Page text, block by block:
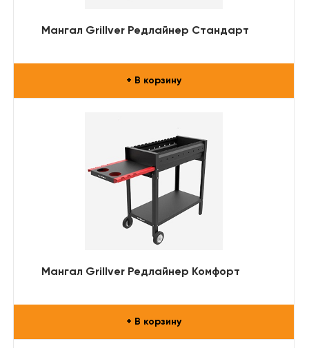
Мангал Grillver Редлайнер Стандарт
+ В корзину
Мангал Grillver Редлайнер Комфорт
+ В корзину